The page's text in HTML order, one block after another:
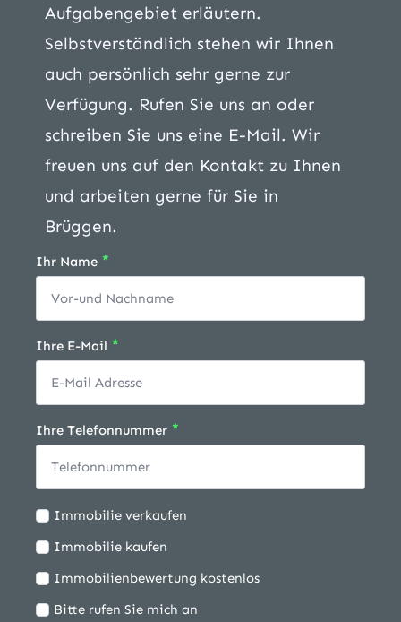
Aufgabengebiet erläutern.
Selbstverständlich stehen wir Ihnen
auch persönlich sehr gerne zur
Verfügung. Rufen Sie uns an oder
schreiben Sie uns eine E-Mail. Wir
freuen uns auf den Kontakt zu Ihnen
und arbeiten gerne für Sie in
Brüggen.
Ihr Name *
Ihre E-Mail *
Ihre Telefonnummer *
Ich
möchte:
Immobilie verkaufen
Immobilie kaufen
Immobilienbewertung kostenlos
Bitte rufen Sie mich an